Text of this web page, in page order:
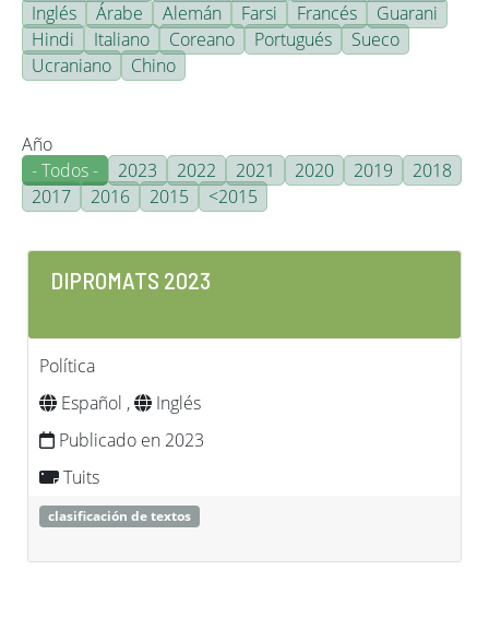
Inglés
Árabe Alemán Farsi Francés
Guarani
Hindi
Italiano Coreano Portugués
Sueco
Ucraniano
Chino
Año
- Todos -
2023 2022 2021 2020 2019
2018
2017
2016 2015 <2015
DIPROMATS 2023
Política
Español ,
Inglés
Publicado en 2023
Tuits
clasificación de textos